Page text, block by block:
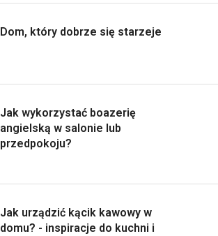
Dom, który dobrze się starzeje
Jak wykorzystać boazerię
angielską w salonie lub
przedpokoju?
Jak urządzić kącik kawowy w
domu? - inspiracje do kuchni i